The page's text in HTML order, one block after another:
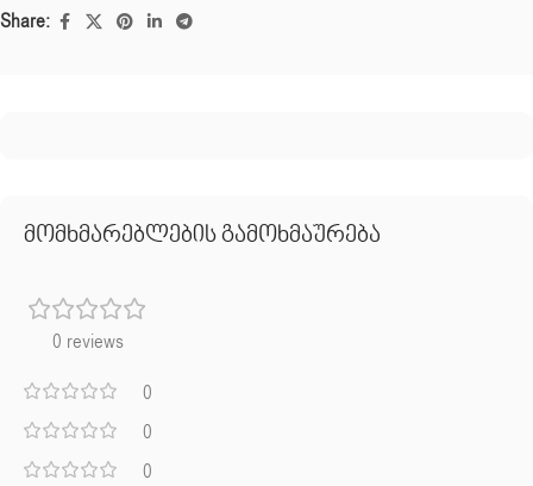
Share:
მომხმარებლების გამოხმაურება
0 reviews
0
0
0